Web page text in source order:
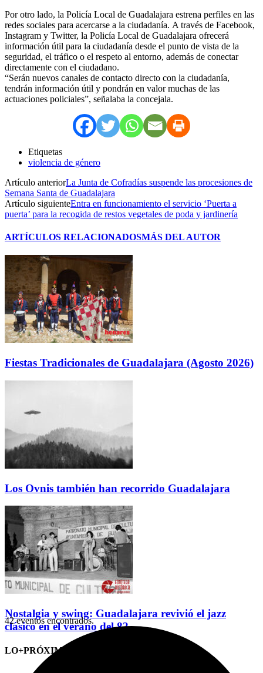
Por otro lado, la Policía Local de Guadalajara estrena perfiles en las
redes sociales para acercarse a la ciudadanía. A través de Facebook,
Instagram y Twitter, la Policía Local de Guadalajara ofrecerá
información útil para la ciudadanía desde el punto de vista de la
seguridad, el tráfico o el respeto al entorno, además de conectar
directamente con el ciudadano.
“Serán nuevos canales de contacto directo con la ciudadanía,
tendrán información útil y pondrán en valor muchas de las
actuaciones policiales”, señalaba la concejala.
Etiquetas
violencia de género
Artículo anteriorLa Junta de Cofradías suspende las procesiones de
Semana Santa de Guadalajara
Artículo siguienteEntra en funcionamiento el servicio ‘Puerta a
puerta’ para la recogida de restos vegetales de poda y jardinería
ARTÍCULOS RELACIONADOSMÁS DEL AUTOR
Fiestas Tradicionales de Guadalajara (Agosto 2026)
Los Ovnis también han recorrido Guadalajara
Nostalgia y swing: Guadalajara revivió el jazz
clásico en el verano del 82
LO+PRÓXIMO (CITAS)
42 eventos encontrados.